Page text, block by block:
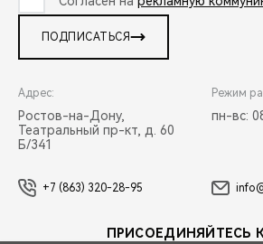
ПОДПИСАТЬСЯ
Адрес:
Ростов-на-Дону,
Театральный пр-кт, д. 60
Б/341
Режим
пн-вс:
+7 (863) 320-28-95
ПРИСОЕДИНЯЙТЕСЬ